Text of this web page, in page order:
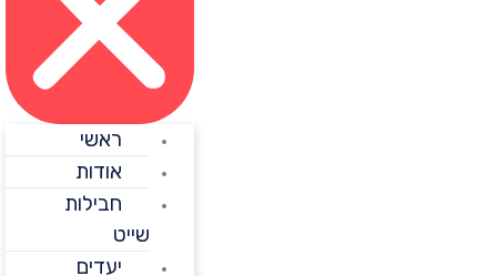
ראשי
אודות
חבילות
יעדים